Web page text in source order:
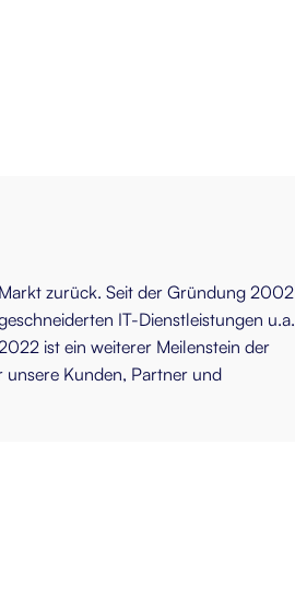
zurück. Seit der Gründung 2002
IT-Dienstleistungen u.a.
ist ein weiterer Meilenstein der
Kunden, Partner und